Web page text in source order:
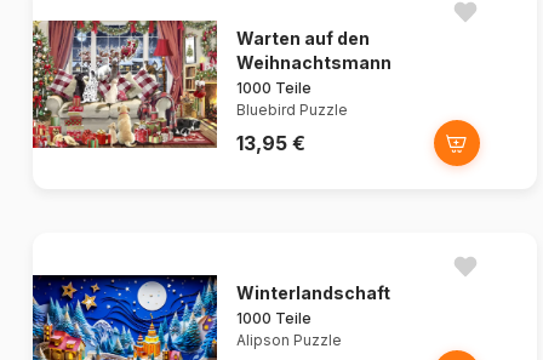
Warten auf den
Weihnachtsmann
1000 Teile
Bluebird Puzzle
13,95 €
Winterlandschaft
1000 Teile
Alipson Puzzle